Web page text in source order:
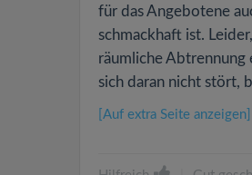
für das Angebotene
schmackhaft ist.
räumliche Abtrennung
sich daran nicht stört,
[Auf extra Seite anzeigen]